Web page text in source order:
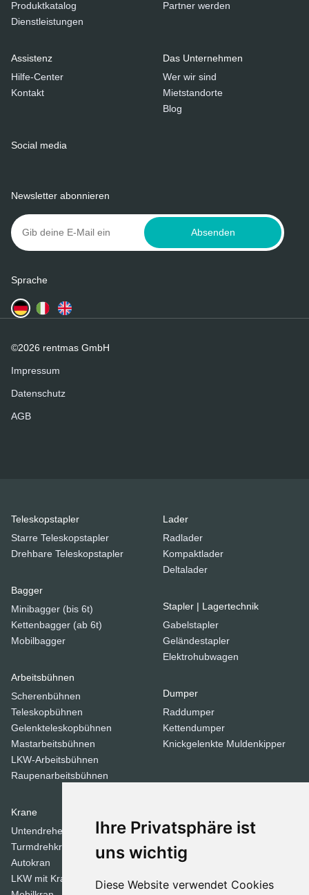
Ihre Privatsphäre ist
uns wichtig
Diese Website verwendet Cookies
Produktkatalog
Dienstleistungen
Partner werden
Assistenz
Hilfe-Center
Kontakt
Das Unternehmen
Wer wir sind
Mietstandorte
Blog
Social media
Newsletter abonnieren
Absenden
Sprache
Teleskopstapler
Starre Teleskopstapler
Drehbare Teleskopstapler
Bagger
Minibagger (bis 6t)
Kettenbagger (ab 6t)
Mobilbagger
Arbeitsbühnen
Scherenbühnen
Teleskopbühnen
Gelenkteleskopbühnen
Mastarbeitsbühnen
LKW-Arbeitsbühnen
Raupenarbeitsbühnen
Lader
Radlader
Kompaktlader
Deltalader
Stapler | Lagertechnik
Gabelstapler
Geländestapler
Elektrohubwagen
Dumper
Raddumper
Kettendumper
Knickgelenkte Muldenkipper
Krane
Untendreherkrane
Turmdrehkrane
Autokran
LKW mit Kran
Walzen
Tandemwalzen
Stampfer
©2026 rentmas GmbH
Impressum
Datenschutz
AGB